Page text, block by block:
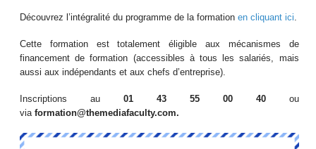
Découvrez l’intégralité du programme de la formationen cliquant ici.
Cette formation est totalement éligible aux mécanismes de
financement de formation (accessibles à tous les salariés, mais
aussi aux indépendants et aux chefs d’entreprise).
Inscriptions au 01 43 55 00 40 ou
viaformation@themediafaculty.com.